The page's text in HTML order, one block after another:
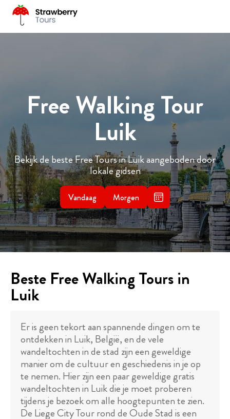
Free Walking Tour
Luik
Bekijk de beste Free Tours in Luik aangeboden door
lokale gidsen
Vandaag Morgen
Beste Free Walking Tours in
Luik
Er is geen tekort aan spannende dingen om te
ontdekken in Luik, België, en de vele
wandeltochten in de stad zijn een geweldige
manier om de cultuur en geschiedenis in je op
te nemen. Hier zijn een paar geweldige gratis
wandeltochten in Luik die je moet proberen
tijdens je bezoek om alle hoogtepunten te zien.
De Liege City Tour rond de Oude Stad is een